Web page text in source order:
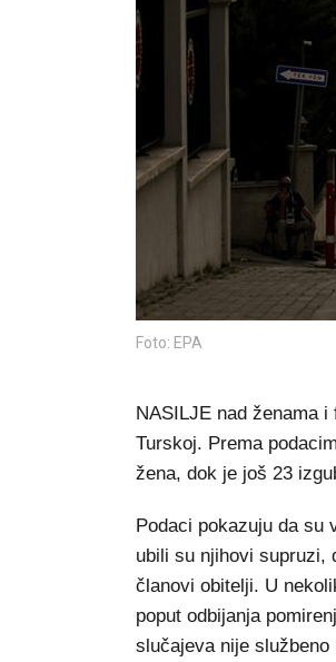
Foto: EPA
NASILJE nad ženama
Turskoj. Prema
žena, dok je još 23
Podaci pokazuju da su
ubili su njihovi supruzi,
članovi obitelji. U
poput odbijanja
slučajeva nije službeno